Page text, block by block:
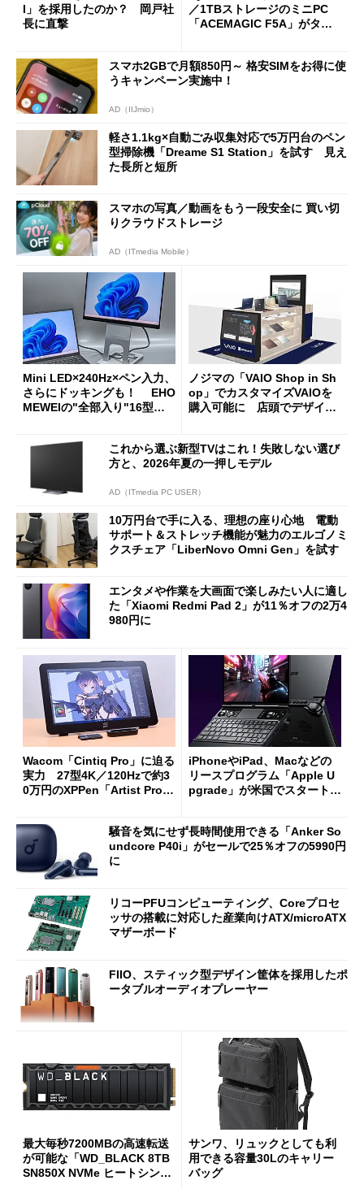
I」を採用したのか？ 岡戸社
長に直撃
／1TBストレージのミニPC
「ACEMAGIC F5A」がタイ
スマホ2GBで月額850円～ 格安SIMをお得に使
うキャンペーン実施中！
AD（IIJmio）
軽さ1.1kg×自動ごみ収集対応で5万円台のペン
型掃除機「Dreame S1 Station」を試す 見え
た長所と短所
スマホの写真／動画をもう一段安全に 買い切
りクラウドストレージ
AD（ITmedia Mobile）
Mini LED×240Hz×ペン入力、
さらにドッキングも！ EHO
MEWEIの"全部入り"16型モ
ノジマの「VAIO Shop in Sh
op」でカスタマイズVAIOを
購入可能に 店頭でデザイン
これから選ぶ新型TVはこれ！失敗しない選び
方と、2026年夏の一押しモデル
AD（ITmedia PC USER）
10万円台で手に入る、理想の座り心地 電動
サポート＆ストレッチ機能が魅力のエルゴノミ
クスチェア「LiberNovo Omni Gen」を試す
エンタメや作業を大画面で楽しみたい人に適し
た「Xiaomi Redmi Pad 2」が11％オフの2万4
980円に
Wacom「Cintiq Pro」に迫る
実力 27型4K／120Hzで約3
0万円のXPPen「Artist Pro 2
iPhoneやiPad、Macなどの
リースプログラム「Apple U
pgrade」が米国でスタート／
ut」が明...
騒音を気にせず長時間使用できる「Anker So
undcore P40i」がセールで25％オフの5990円
に
リコーPFUコンピューティング、Coreプロセ
ッサの搭載に対応した産業向けATX/microATX
マザーボード
FIIO、スティック型デザイン筐体を採用したポ
ータブルオーディオプレーヤー
最大毎秒7200MBの高速転送
が可能な「WD_BLACK 8TB
SN850X NVMe ヒートシンク
サンワ、リュックとしても利
用できる容量30Lのキャリー
バッグ